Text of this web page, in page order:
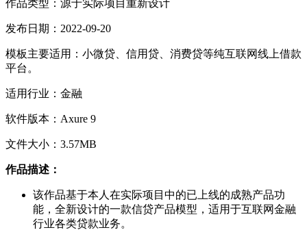
作品类型：源于实际项目重新设计
发布日期：2022-09-20
模板主要适用：小微贷、信用贷、消费贷等纯互联网线上借款
平台。
适用行业：金融
软件版本：Axure 9
文件大小：3.57MB
作品描述：
该作品基于本人在实际项目中的已上线的成熟产品功
能，全新设计的一款信贷产品模型，适用于互联网金融
行业各类贷款业务。